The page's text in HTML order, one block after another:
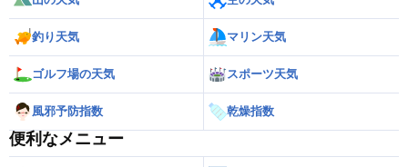
釣り天気 マリン天気
ゴルフ場の天気 スポーツ天気
風邪予防指数 乾燥指数
便利なメニュー